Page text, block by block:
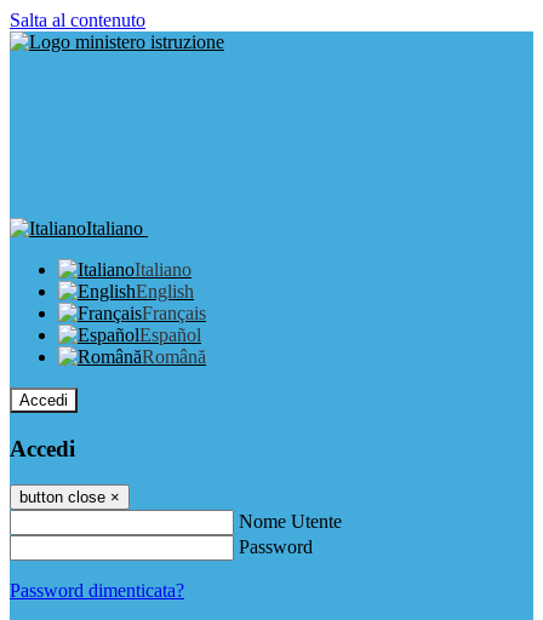
Salta al contenuto
Italiano
Italiano
English
Français
Español
Română
Accedi
Accedi
button close ×
Nome Utente
Password
Password dimenticata?